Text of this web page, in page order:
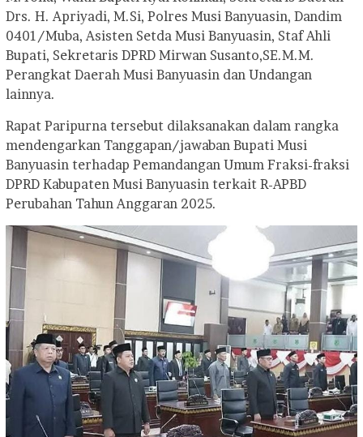
Drs. H. Apriyadi, M.Si, Polres Musi Banyuasin, Dandim
0401/Muba, Asisten Setda Musi Banyuasin, Staf Ahli
Bupati, Sekretaris DPRD Mirwan Susanto,SE.M.M.
Perangkat Daerah Musi Banyuasin dan Undangan
lainnya.
‎Rapat Paripurna tersebut dilaksanakan dalam rangka
mendengarkan Tanggapan/jawaban Bupati Musi
Banyuasin terhadap Pemandangan Umum Fraksi-fraksi
DPRD Kabupaten Musi Banyuasin terkait R-APBD
Perubahan Tahun Anggaran 2025.